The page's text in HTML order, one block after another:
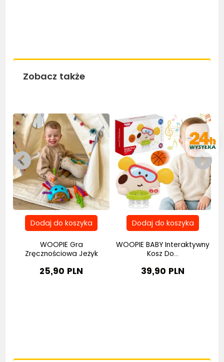
Zobacz także
WOOPIE Gra
Zręcznościowa Jeżyk
25,90 PLN
WOOPIE BABY Interaktywny
Kosz Do...
39,90 PLN